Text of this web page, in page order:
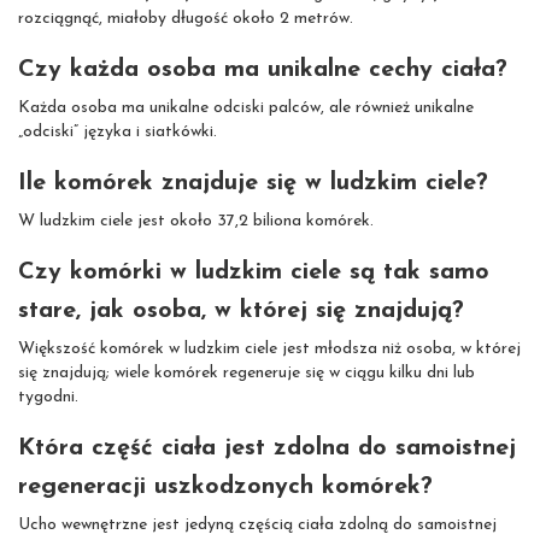
rozciągnąć, miałoby długość około 2 metrów.
Czy każda osoba ma unikalne cechy ciała?
Każda osoba ma unikalne odciski palców, ale również unikalne
„odciski” języka i siatkówki.
Ile komórek znajduje się w ludzkim ciele?
W ludzkim ciele jest około 37,2 biliona komórek.
Czy komórki w ludzkim ciele są tak samo
stare, jak osoba, w której się znajdują?
Większość komórek w ludzkim ciele jest młodsza niż osoba, w której
się znajdują; wiele komórek regeneruje się w ciągu kilku dni lub
tygodni.
Która część ciała jest zdolna do samoistnej
regeneracji uszkodzonych komórek?
Ucho wewnętrzne jest jedyną częścią ciała zdolną do samoistnej